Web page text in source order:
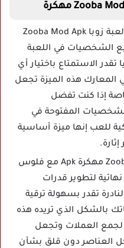
لعبة زوبا Zooba Mod Apk
الشخصيات في اللعبة
تقدر الاستمتاع باختيار أي
هذه الميزة تجعل
إذا كنت تفضل
المفتوحة في
للعب إنها ميزة أساسية
تنزيل لعبة Zooba مهكرة Apk مع فلوس
لتطوير قدرات
تقدر بسهولة ترقية
الذي تريده هذه
لجمع العملات وتجعل
كل العناصر دون قلق بشأن